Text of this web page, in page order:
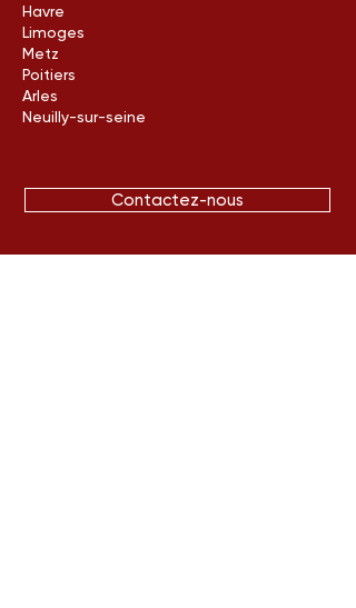
Havre
Limoges
Metz
Poitiers
Arles
Neuilly-sur-seine
Contactez-nous